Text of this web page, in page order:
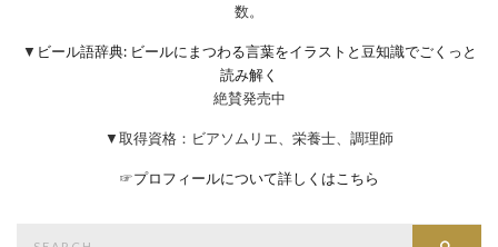
数。
▼ ビール語辞典: ビールにまつわる言葉をイラストと豆知識でごくっと
読み解く
絶賛発売中
▼取得資格：ビアソムリエ、栄養士、調理師
☞プロフィールについて詳しくはこちら